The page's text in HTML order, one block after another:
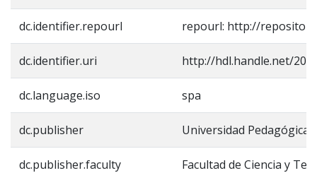
dc.identifier.repourl repourl: http://
dc.identifier.uri http://hdl.handle.net/
dc.language.iso spa
dc.publisher Universidad Pedagógica
dc.publisher.faculty Facultad de Ciencia y